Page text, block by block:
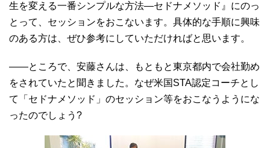
生を変える一番シンプルな方法―セドナメソッド』にのっ
とって、セッションをおこないます。具体的な手順に興味
のある方は、ぜひ参考にしていただければと思います。
――ところで、安藤さんは、もともと東京都内で会社勤め
をされていたと聞きました。なぜ米国STA認定コーチとし
て「セドナメソッド」のセッション等をおこなうようにな
ったのでしょう?